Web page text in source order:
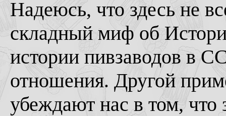
Надеюсь, что здесь не
складный миф об
истории пивзаводов в
отношения. Другой
убеждают нас в том, что